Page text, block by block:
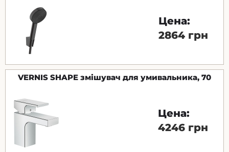
Цена:
2864 грн
VERNIS SHAPE змішувач для умивальника, 70
Цена:
4246 грн